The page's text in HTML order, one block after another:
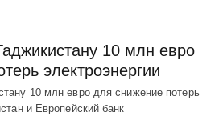
10 млн евро
электроэнергии
10 млн евро для снижение потерь
и Европейский банк